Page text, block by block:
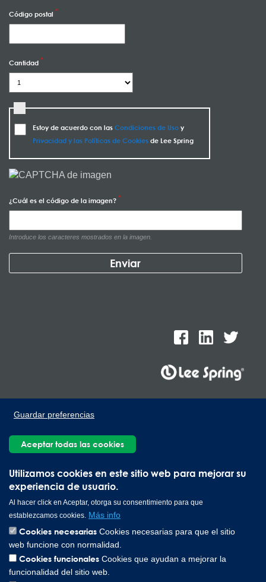
Utilizamos cookies en este sitio web para mejorar su
experiencia de usuario.
Al hacer click en Aceptar, otorga su consentimiento para que
establezcamos cookies. Más info
Cookies necesarias Cookies necesarias para que el sitio
web funcione con normalidad.
Cookies funcionales Cookies que ayudan a mejorar la
funcionalidad del sitio web.
Guardar preferencias
Aceptar todas las cookies
Código postal
Cantidad
Estoy de acuerdo con las Condiciones de Usoy
Privacidad y las Políticas de Cookiesde Lee Spring
¿Cuál es el código de la imagen?
Introduce los caracteres mostrados en la imagen.
Industrial Kalos del Poniente, Carretera Monterrey-Saltillo Km.9,
Copyright © 2026 Lee Spring Company